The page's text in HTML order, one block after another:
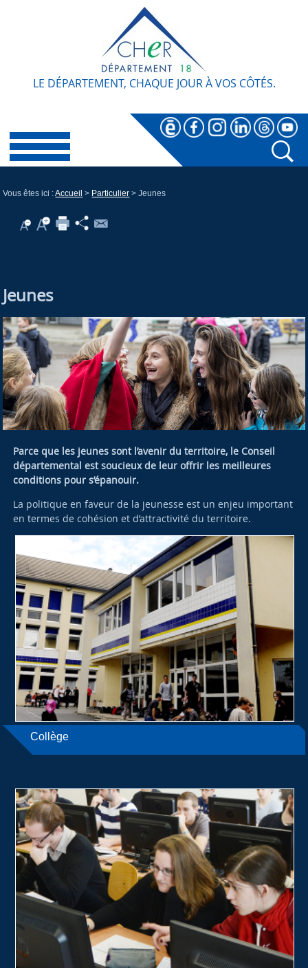
LE DÉPARTEMENT, CHAQUE JOUR À VOS CÔTÉS.
Vous êtes ici :Accueil > Particulier > Jeunes
Jeunes
Parce que les jeunes sont l’avenir du territoire, le Conseil
départemental est soucieux de leur offrir les meilleures
conditions pour s’épanouir.
La politique en faveur de la jeunesse est un enjeu important
en termes de cohésion et d’attractivité du territoire.
Collège